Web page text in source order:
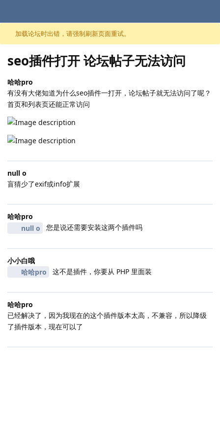
跳至内容
加载论坛时出错，请强制刷新页面重试。
seo插件打开 论坛帖子无法访问
哈哈pro
有没有大佬知道为什么seo插件一打开，论坛帖子就无法访问了呢？
首页和列表页还能正常访问
null o
盲猜少了exif或info扩展
哈哈pro
null o
您是说还需要安装这两个插件吗
小小白哦
哈哈pro
这不是插件，你要从 PHP 里面装
哈哈pro
已经解决了，因为我现在的这个插件版本太高，不兼容，所以降级
了插件版本，现在可以了